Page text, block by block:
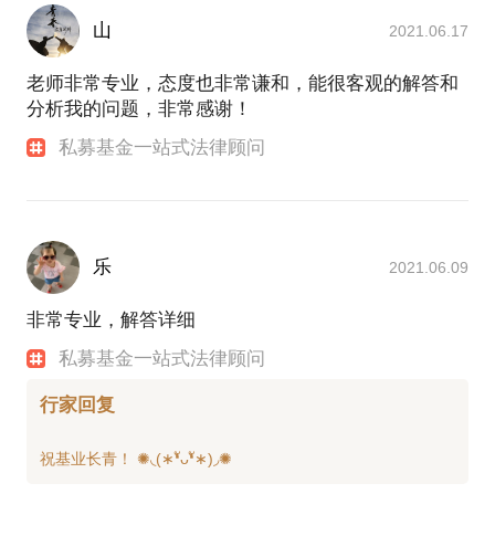
山 2021.06.17
老师非常专业，态度也非常谦和，能很客观的解答和
分析我的问题，非常感谢！
私募基金一站式法律顾问
乐 2021.06.09
非常专业，解答详细
私募基金一站式法律顾问
行家回复